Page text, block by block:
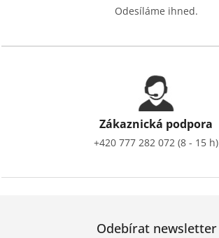
Odesíláme ihned.
Zákaznická podpora
+420 777 282 072 (8 - 15 h)
Odebírat newsletter